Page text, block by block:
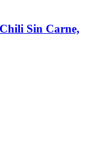
Sin Carne,